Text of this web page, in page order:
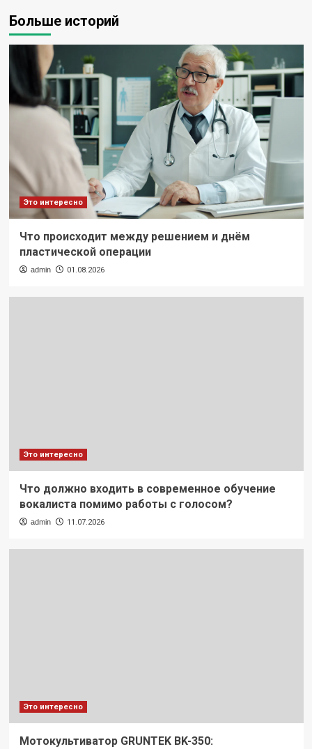
Больше историй
Это интересно
Что происходит между решением и днём
пластической операции
admin 01.08.2026
Это интересно
Что должно входить в современное обучение
вокалиста помимо работы с голосом?
admin 11.07.2026
Это интересно
Мотокультиватор GRUNTEK BK-350: